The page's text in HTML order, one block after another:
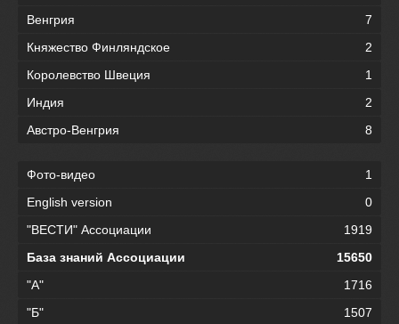
Венгрия
7
Княжество Финляндское
2
Королевство Швеция
1
Индия
2
Австро-Венгрия
8
Фото-видео
1
English version
0
"ВЕСТИ" Ассоциации
1919
База знаний Ассоциации
15650
"А"
1716
"Б"
1507